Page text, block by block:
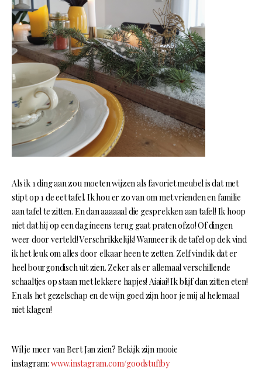
Als ik 1 ding aan zou moeten wijzen als favoriet meubel is dat met
stipt op 1 de eet tafel. Ik hou er zo van om met vrienden en familie
aan tafel te zitten. En dan aaaaaal die gesprekken aan tafel! Ik hoop
niet dat hij op een dag ineens terug gaat praten ofzo! Of dingen
weer door verteld! Verschrikkelijk! Wanneer ik de tafel op dek vind
ik het leuk om alles door elkaar heen te zetten. Zelf vind ik dat er
heel bourgondisch uit zien. Zeker als er allemaal verschillende
schaaltjes op staan met lekkere hapjes! Aiaiai! Ik blijf dan zitten eten!
En als het gezelschap en de wijn goed zijn hoor je mij al helemaal
niet klagen!
Wil je meer van Bert Jan zien? Bekijk zijn mooie
instagram: www.instagram.com/goodstuffby